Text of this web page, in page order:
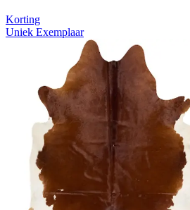
Korting
Uniek Exemplaar